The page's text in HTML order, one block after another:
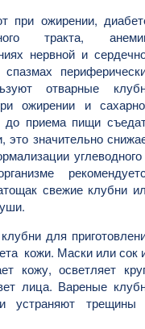
при ожирении,
тракта,
нервной и
отварные
ожирении и
до приема пищи
значительно
свежие клубни
для
кожи. Маски или сок
кожу, осветляет
лица. Вареные
устраняют трещины